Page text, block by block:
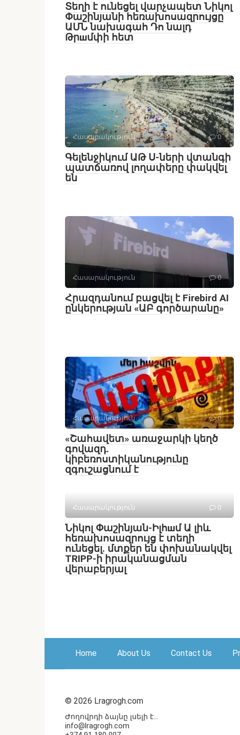
Տեղի է ունեցել վարչապետ Նիկոլ
Փաշինյանի հեռախոսազրույցը
ԱՄՆ նախագահ Դո նալդ
Թրшմփի հետ
Հասարակություն 0
Գելենջիկում ԱԹ Ս-ների վտանգի
պատճառով լողափերը փակվել
են
Հասարակություն 0
Հրազդանում բացվել է Firebird AI
ընկերության «ԱԲ գործարանը»
Հասարակություն 0
«Շահավետ» առաջարկի կեղծ
գովազդ.
կիբեռոստիկանությունը
զգուշացնում է
Հասարակություն 0
Նիկոլ Փաշինյան-Իլհшմ Ա լիև
հեռախոսազրույց է տեղի
ունեցել․ մտքեր են փոխանակվել
TRIPP-ի իրականացման
վերաբերյալ
Home About Us Contact Us
© 2026 Lragrogh.com
Ժողովրդի ձայնը լսելի է...
info@lragrogh.com